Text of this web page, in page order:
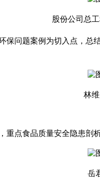
股份公司总
问题案例为切入点，
林
点食品质量安全隐患剖
岳